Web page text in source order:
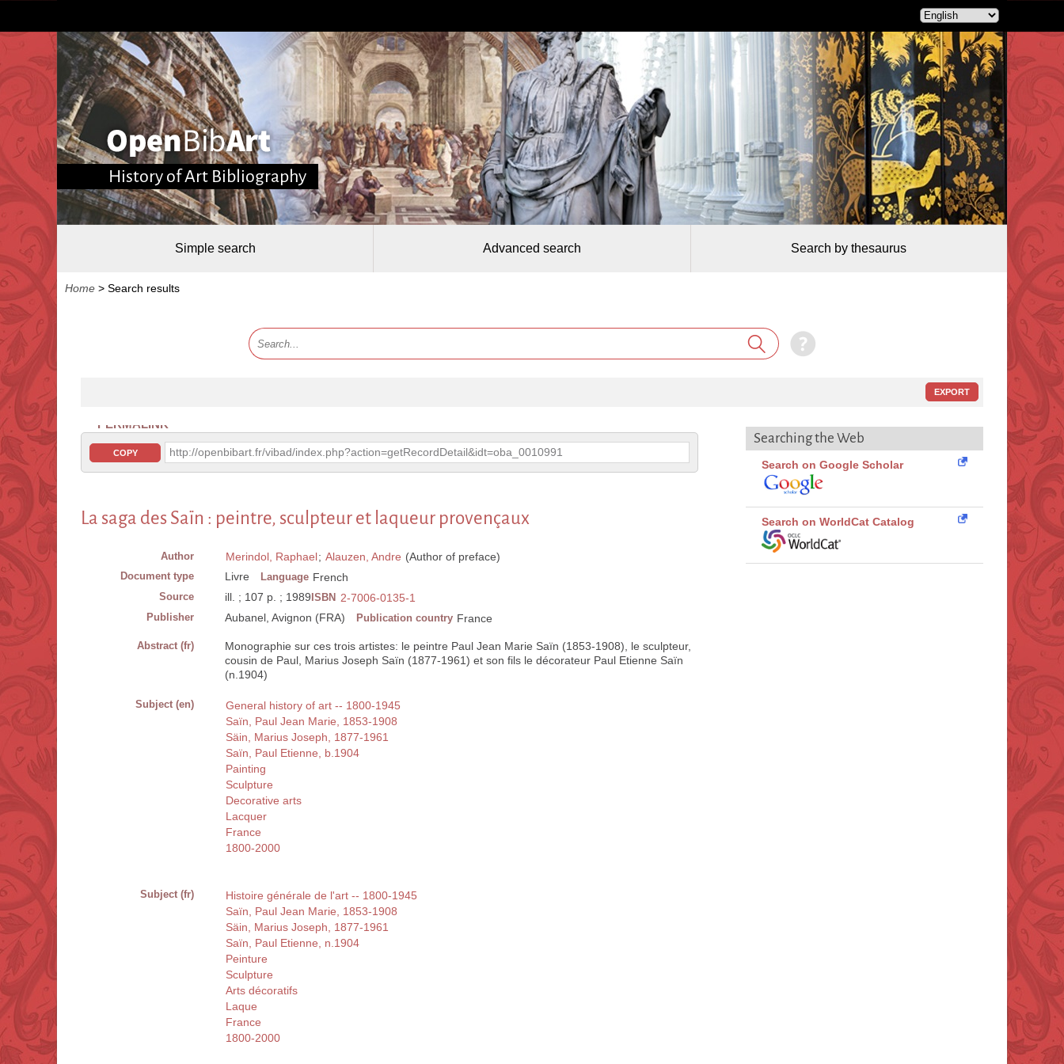
History of Art Bibliography
Simple search Advanced search Search by thesaurus
Home > Search results
EXPORT
PERMALINK
COPY http://openbibart.fr/vibad/index.php?action=getRecordDetail&idt=oba_0010991
La saga des Saïn : peintre, sculpteur et laqueur provençaux
Author Merindol, Raphael; Alauzen, Andre (Author of preface)
Document type Livre Language French
Source ill. ; 107 p. ; 1989 ISBN 2-7006-0135-1
Publisher Aubanel, Avignon (FRA) Publication country France
Abstract (fr)
Monographie sur ces trois artistes: le peintre Paul Jean Marie Saïn (1853-1908), le sculpteur,
cousin de Paul, Marius Joseph Saïn (1877-1961) et son fils le décorateur Paul Etienne Saïn
(n.1904)
Subject (en)
General history of art -- 1800-1945
Saïn, Paul Jean Marie, 1853-1908
Säin, Marius Joseph, 1877-1961
Saïn, Paul Etienne, b.1904
Painting
Sculpture
Decorative arts
Lacquer
France
1800-2000
Subject (fr)
Histoire générale de l'art -- 1800-1945
Saïn, Paul Jean Marie, 1853-1908
Säin, Marius Joseph, 1877-1961
Saïn, Paul Etienne, n.1904
Peinture
Sculpture
Arts décoratifs
Laque
France
1800-2000
Searching the Web
Search on Google Scholar
Search on WorldCat Catalog